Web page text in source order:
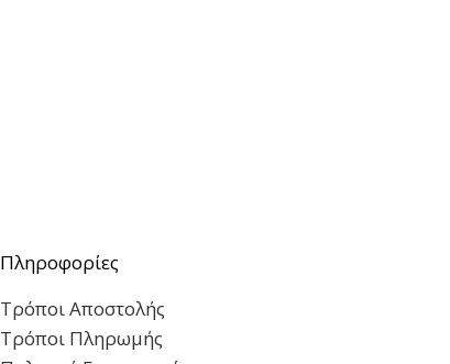
Πληροφορίες
Τρόποι Αποστολής
Τρόποι Πληρωμής